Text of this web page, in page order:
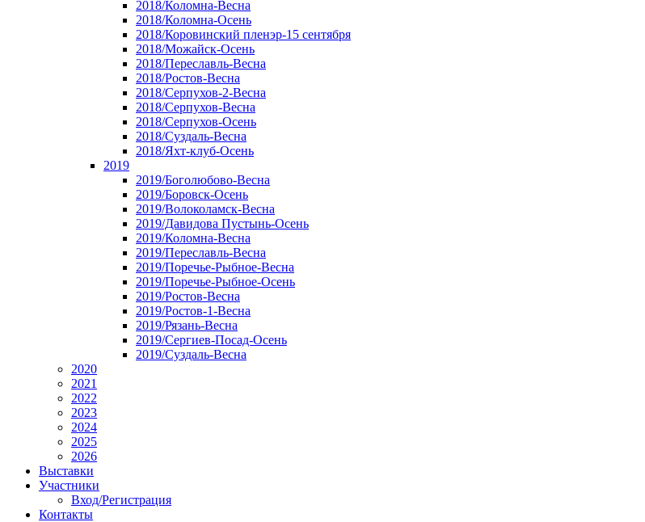
2018/Коломна-Весна
2018/Коломна-Осень
2018/Коровинский пленэр-15 сентября
2018/Можайск-Осень
2018/Переславль-Весна
2018/Ростов-Весна
2018/Серпухов-2-Весна
2018/Серпухов-Весна
2018/Серпухов-Осень
2018/Суздаль-Весна
2018/Яхт-клуб-Осень
2019
2019/Боголюбово-Весна
2019/Боровск-Осень
2019/Волоколамск-Весна
2019/Давидова Пустынь-Осень
2019/Коломна-Весна
2019/Переславль-Весна
2019/Поречье-Рыбное-Весна
2019/Поречье-Рыбное-Осень
2019/Ростов-Весна
2019/Ростов-1-Весна
2019/Рязань-Весна
2019/Сергиев-Посад-Осень
2019/Суздаль-Весна
2020
2021
2022
2023
2024
2025
2026
Выставки
Участники
Вход/Регистрация
Контакты